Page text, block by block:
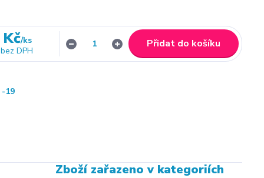
/ks
bez DPH
Přidat do košíku
-19
Zboží zařazeno v kategoriích